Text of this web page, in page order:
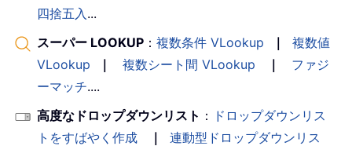
四捨五入 ...
スーパー LOOKUP ： 複数条件 VLookup ｜
複数値
VLookup
｜ 複数シート間 VLookup ｜
ファジ
ーマッチ....
高度なドロップダウンリスト ： ドロップダウンリス
トをすばやく作成
｜
連動型ドロップダウンリス